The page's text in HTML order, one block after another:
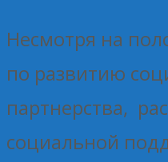
Несмотря на
по развитию
партнерства,
социальной